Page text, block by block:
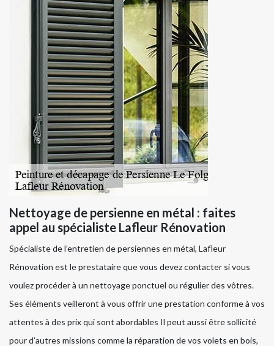
Nettoyage de persienne en métal : faites
appel au spécialiste Lafleur Rénovation
Spécialiste de l’entretien de persiennes en métal, Lafleur
Rénovation est le prestataire que vous devez contacter si vous
voulez procéder à un nettoyage ponctuel ou régulier des vôtres.
Ses éléments veilleront à vous offrir une prestation conforme à vos
attentes à des prix qui sont abordables Il peut aussi être sollicité
pour d’autres missions comme la réparation de vos volets en bois,